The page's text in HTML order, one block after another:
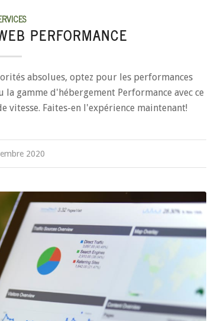
PERFORMANCE
absolues, optez pour les performances
gamme d'hébergement Performance avec ce
vitesse. Faites-en l'expérience maintenant!
2020